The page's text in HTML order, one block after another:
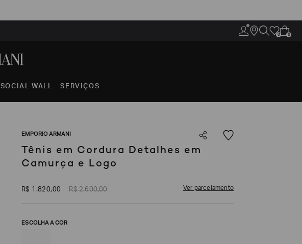
0 0
SOCIAL WALL SERVIÇOS
EMPORIO ARMANI
Tênis em Cordura Detalhes em
Camurça e Logo
R$ 1 .820,00 R$ 2.600,00 Ver parcelamento
ESCOLHA A COR